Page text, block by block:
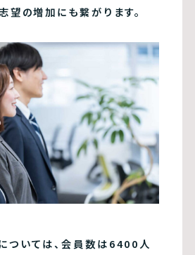
望の増加にも繋がります。
ついては、会員数は6400人